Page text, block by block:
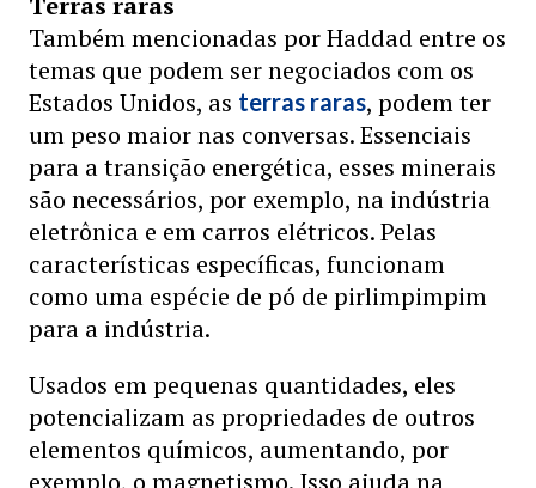
Também mencionadas por Haddad entre os
temas que podem ser negociados com os
Estados Unidos, as terras raras, podem ter
um peso maior nas conversas. Essenciais
para a transição energética, esses minerais
são necessários, por exemplo, na indústria
eletrônica e em carros elétricos. Pelas
características específicas, funcionam
como uma espécie de pó de pirlimpimpim
para a indústria.
Usados em pequenas quantidades, eles
potencializam as propriedades de outros
elementos químicos, aumentando, por
exemplo, o magnetismo. Isso ajuda na